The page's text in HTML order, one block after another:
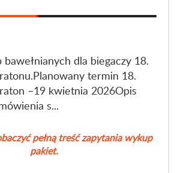
dla biegaczy 18.
termin 18.
–19 kwietnia 2026Opis
s...
pełną treść zapytania wykup
pakiet.